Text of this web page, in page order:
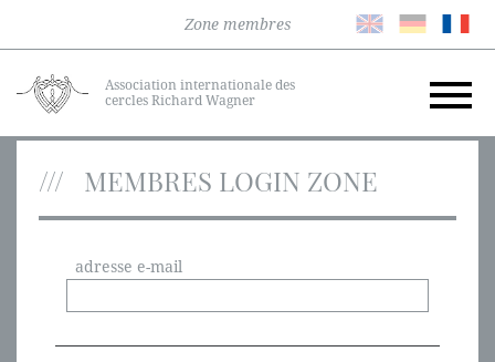
Zone membres
Association internationale des
cercles Richard Wagner
MEMBRES LOGIN ZONE
adresse e-mail